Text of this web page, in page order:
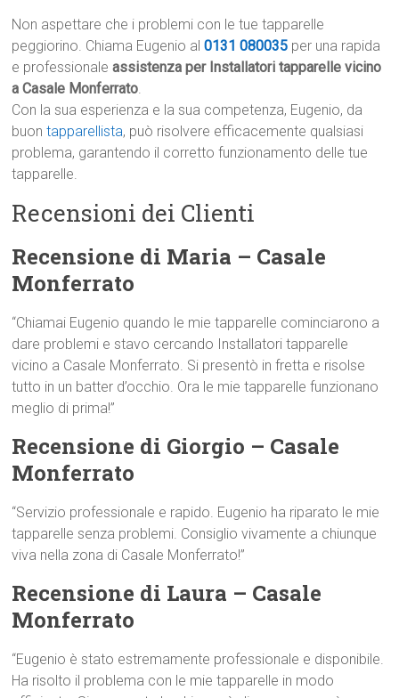
Non aspettare che i problemi con le tue tapparelle
peggiorino. Chiama Eugenio al0131 080035 per una rapida
e professionaleassistenza per Installatori tapparelle vicino
a Casale Monferrato.
Con la sua esperienza e la sua competenza, Eugenio, da
buontapparellista, può risolvere efficacemente qualsiasi
problema, garantendo il corretto funzionamento delle tue
tapparelle.
Recensioni dei Clienti
Recensione di Maria – Casale
Monferrato
“Chiamai Eugenio quando le mie tapparelle cominciarono a
dare problemi e stavo cercando Installatori tapparelle
vicino a Casale Monferrato. Si presentò in fretta e risolse
tutto in un batter d’occhio. Ora le mie tapparelle funzionano
meglio di prima!”
Recensione di Giorgio – Casale
Monferrato
“Servizio professionale e rapido. Eugenio ha riparato le mie
tapparelle senza problemi. Consiglio vivamente a chiunque
viva nella zona di Casale Monferrato!”
Recensione di Laura – Casale
Monferrato
“Eugenio è stato estremamente professionale e disponibile.
Ha risolto il problema con le mie tapparelle in modo